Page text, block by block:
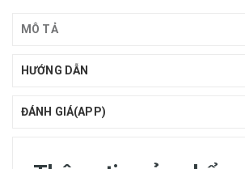
MÔ TẢ
HƯỚNG DẪN
ĐÁNH GIÁ(APP)